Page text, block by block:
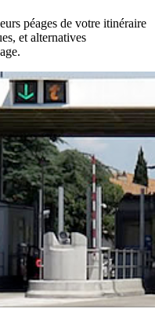
péages de votre itinéraire
et alternatives